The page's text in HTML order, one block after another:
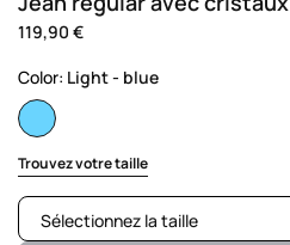
119,90 €
Color: Light - blue
selected
Trouvez votre taille
Sélectionnez la taille